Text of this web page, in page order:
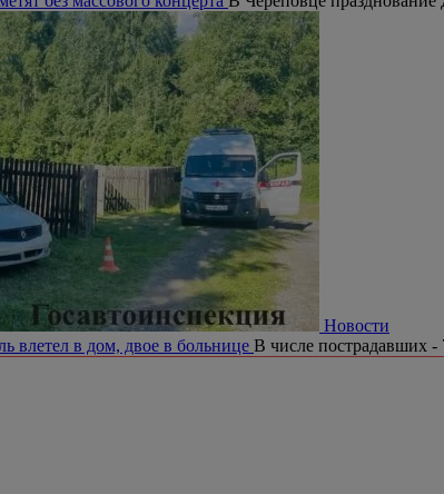
Новости
влетел в дом, двое в больнице В числе пострадавших -